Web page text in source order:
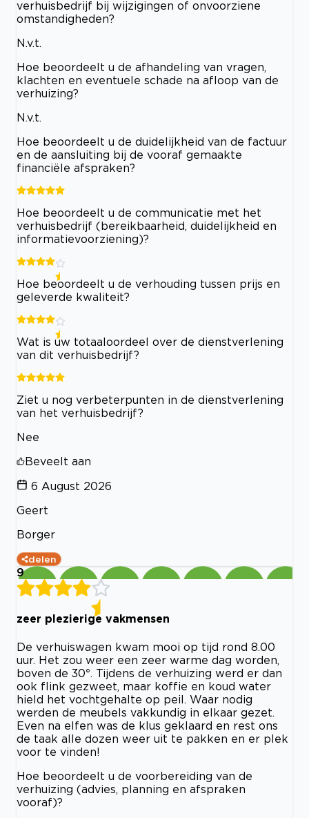
verhuisbedrijf bij wijzigingen of onvoorziene
omstandigheden?
N.v.t.
Hoe beoordeelt u de afhandeling van vragen,
klachten en eventuele schade na afloop van de
verhuizing?
N.v.t.
Hoe beoordeelt u de duidelijkheid van de factuur
en de aansluiting bij de vooraf gemaakte
financiële afspraken?
Hoe beoordeelt u de communicatie met het
verhuisbedrijf (bereikbaarheid, duidelijkheid en
informatievoorziening)?
Hoe beoordeelt u de verhouding tussen prijs en
geleverde kwaliteit?
Wat is uw totaaloordeel over de dienstverlening
van dit verhuisbedrijf?
Ziet u nog verbeterpunten in de dienstverlening
van het verhuisbedrijf?
Nee
Beveelt aan
6 August 2026
Geert
Borger
delen
9
zeer plezierige vakmensen
De verhuiswagen kwam mooi op tijd rond 8.00
uur. Het zou weer een zeer warme dag worden,
boven de 30°. Tijdens de verhuizing werd er dan
ook flink gezweet, maar koffie en koud water
hield het vochtgehalte op peil. Waar nodig
werden de meubels vakkundig in elkaar gezet.
Even na elfen was de klus geklaard en rest ons
de taak alle dozen weer uit te pakken en er plek
voor te vinden!
Hoe beoordeelt u de voorbereiding van de
verhuizing (advies, planning en afspraken
vooraf)?